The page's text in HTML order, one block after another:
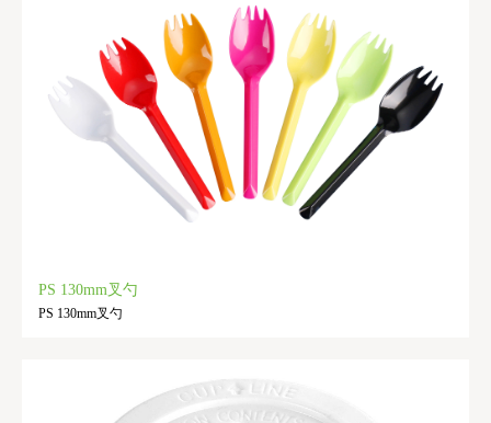
PS 130mm叉勺
PS 130mm叉勺